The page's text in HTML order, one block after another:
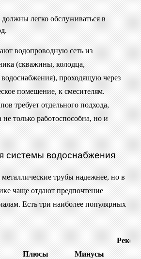
легко обслуживаться в
водопроводную сеть из
(скважины, колодца,
водоснабжения), проходящую через
помещение, к смесителям.
требует отдельного подхода,
только работоспособна, но и
системы водоснабжения
трубы надежнее, но в
чаще отдают предпочтение
Есть три наиболее популярных
Плюсы Минусы